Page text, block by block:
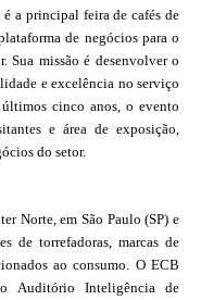
a principal feira de cafés de
de negócios para o
Sua missão é desenvolver o
e excelência no serviço
cinco anos, o evento
e área de exposição,
do setor.
Norte, em São Paulo (SP) e
de torrefadoras, marcas de
ao consumo. O ECB
Auditório Inteligência de